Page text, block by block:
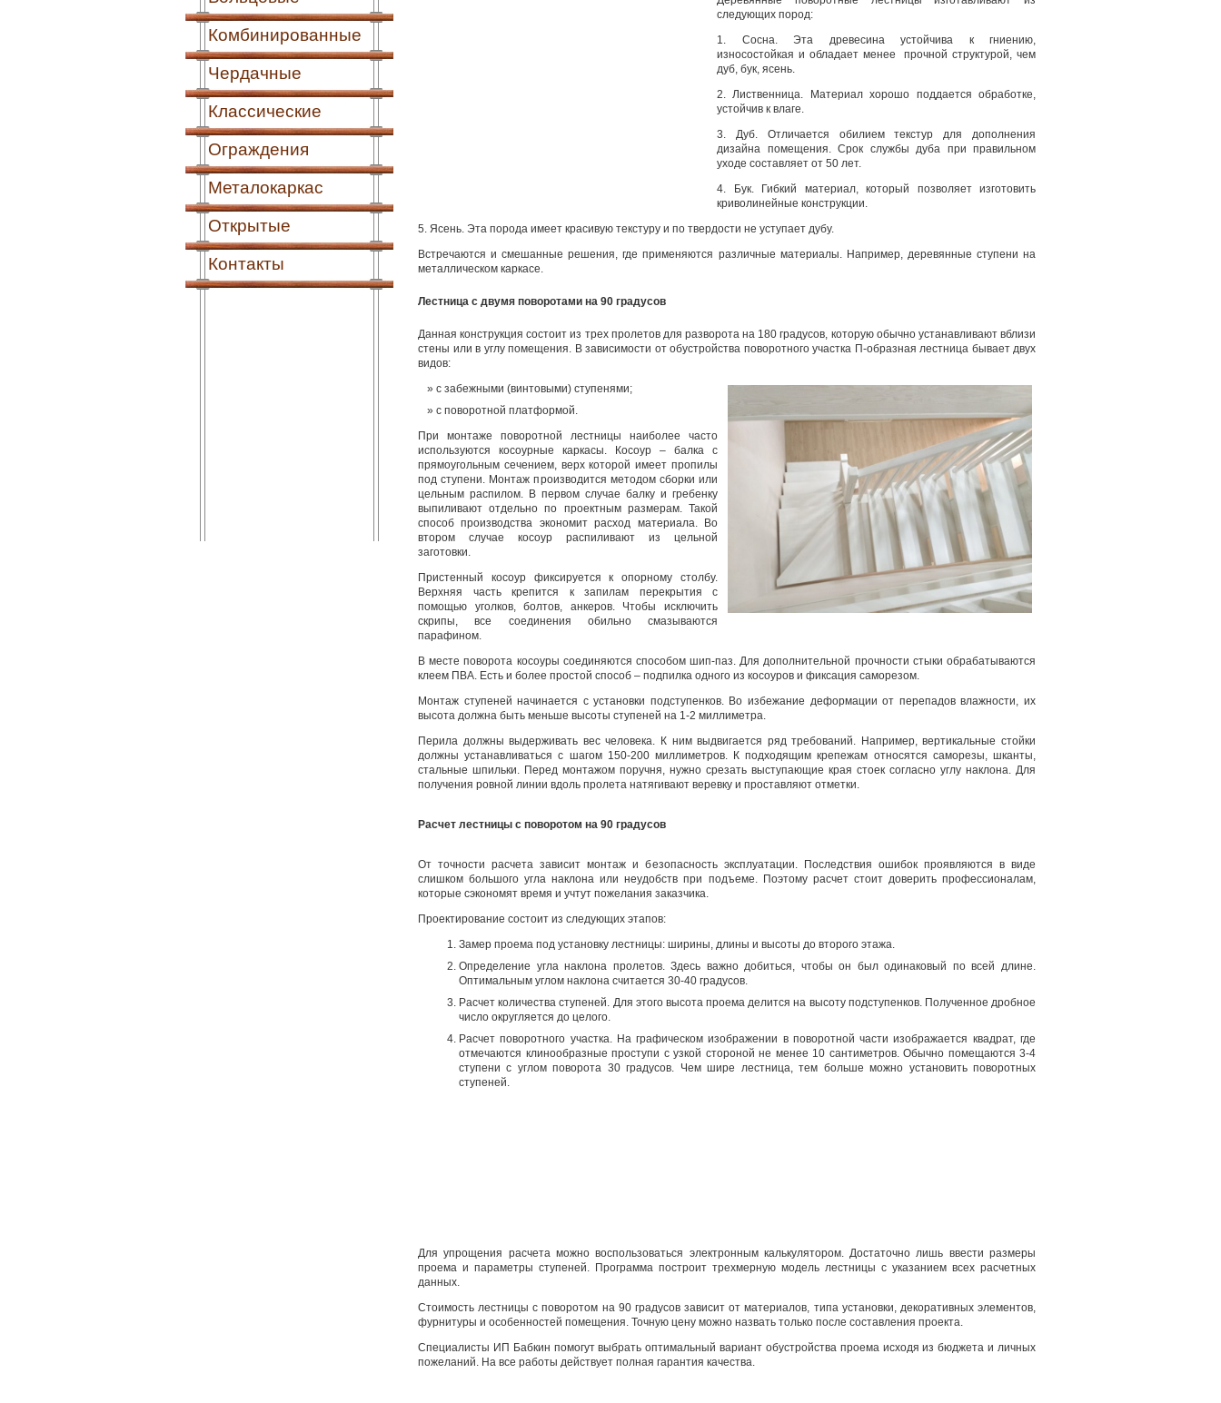
следующих пород:
1. Сосна. Эта древесина устойчива к гниению,
износостойкая и обладает менее прочной структурой, чем
дуб, бук, ясень.
2. Лиственница. Материал хорошо поддается обработке,
устойчив к влаге.
3. Дуб. Отличается обилием текстур для дополнения
дизайна помещения. Срок службы дуба при правильном
уходе составляет от 50 лет.
4. Бук. Гибкий материал, который позволяет изготовить
криволинейные конструкции.
5. Ясень. Эта порода имеет красивую текстуру и по твердости не уступает дубу.
Встречаются и смешанные решения, где применяются различные материалы. Например, деревянные ступени на
металлическом каркасе.
Лестница с двумя поворотами на 90 градусов
Данная конструкция состоит из трех пролетов для разворота на 180 градусов, которую обычно устанавливают вблизи
стены или в углу помещения. В зависимости от обустройства поворотного участка П-образная лестница бывает двух
видов:
с забежными (винтовыми) ступенями;
с поворотной платформой.
При монтаже поворотной лестницы наиболее часто
используются косоурные каркасы. Косоур – балка с
прямоугольным сечением, верх которой имеет пропилы
под ступени. Монтаж производится методом сборки или
цельным распилом. В первом случае балку и гребенку
выпиливают отдельно по проектным размерам. Такой
способ производства экономит расход материала. Во
втором случае косоур распиливают из цельной
заготовки.
Пристенный косоур фиксируется к опорному столбу.
Верхняя часть крепится к запилам перекрытия с
помощью уголков, болтов, анкеров. Чтобы исключить
скрипы, все соединения обильно смазываются
парафином.
В месте поворота косоуры соединяются способом шип-паз. Для дополнительной прочности стыки обрабатываются
клеем ПВА. Есть и более простой способ – подпилка одного из косоуров и фиксация саморезом.
Монтаж ступеней начинается с установки подступенков. Во избежание деформации от перепадов влажности, их
высота должна быть меньше высоты ступеней на 1-2 миллиметра.
Перила должны выдерживать вес человека. К ним выдвигается ряд требований. Например, вертикальные стойки
должны устанавливаться с шагом 150-200 миллиметров. К подходящим крепежам относятся саморезы, шканты,
стальные шпильки. Перед монтажом поручня, нужно срезать выступающие края стоек согласно углу наклона. Для
получения ровной линии вдоль пролета натягивают веревку и проставляют отметки.
Расчет лестницы с поворотом на 90 градусов
От точности расчета зависит монтаж и безопасность эксплуатации. Последствия ошибок проявляются в виде
слишком большого угла наклона или неудобств при подъеме. Поэтому расчет стоит доверить профессионалам,
которые сэкономят время и учтут пожелания заказчика.
Проектирование состоит из следующих этапов:
Замер проема под установку лестницы: ширины, длины и высоты до второго этажа.
Определение угла наклона пролетов. Здесь важно добиться, чтобы он был одинаковый по всей длине.
Оптимальным углом наклона считается 30-40 градусов.
Расчет количества ступеней. Для этого высота проема делится на высоту подступенков. Полученное дробное
число округляется до целого.
Расчет поворотного участка. На графическом изображении в поворотной части изображается квадрат, где
отмечаются клинообразные проступи с узкой стороной не менее 10 сантиметров. Обычно помещаются 3-4
ступени с углом поворота 30 градусов. Чем шире лестница, тем больше можно установить поворотных
ступеней.
Для упрощения расчета можно воспользоваться электронным калькулятором. Достаточно лишь ввести размеры
проема и параметры ступеней. Программа построит трехмерную модель лестницы с указанием всех расчетных
данных.
Стоимость лестницы с поворотом на 90 градусов зависит от материалов, типа установки, декоративных элементов,
фурнитуры и особенностей помещения. Точную цену можно назвать только после составления проекта.
Специалисты ИП Бабкин помогут выбрать оптимальный вариант обустройства проема исходя из бюджета и личных
пожеланий. На все работы действует полная гарантия качества.
Комбинированные
Чердачные
Классические
Ограждения
Металокаркас
Открытые
Контакты